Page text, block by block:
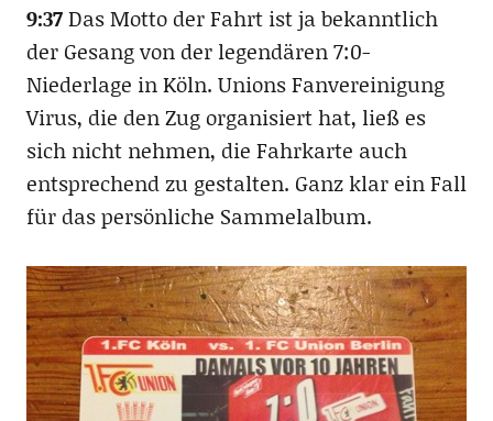
9:37Das Motto der Fahrt ist ja bekanntlich
der Gesang von der legendären 7:0-
Niederlage in Köln. Unions Fanvereinigung
Virus, die den Zug organisiert hat, ließ es
sich nicht nehmen, die Fahrkarte auch
entsprechend zu gestalten. Ganz klar ein Fall
für das persönliche Sammelalbum.